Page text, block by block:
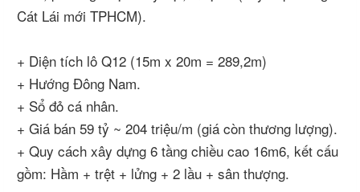
Cát Lái mới TPHCM).
+ Diện tích lô Q12 (15m x 20m = 289,2m)
+ Hướng Đông Nam.
+ Sổ đỏ cá nhân.
+ Giá bán 59 tỷ ~ 204 triệu/m (giá còn thương lượng).
+ Quy cách xây dựng 6 tầng chiều cao 16m6, kết cấu
gồm: Hầm + trệt + lửng + 2 lầu + sân thượng.